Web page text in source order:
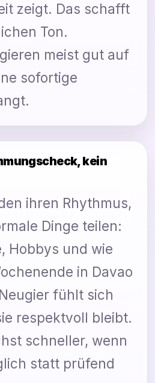
zeigt. Das schafft
Ton.
meist gut auf
sofortige
kein
ihren Rhythmus,
Dinge teilen:
Hobbys und wie
in Davao
fühlt sich
respektvoll bleibt.
schneller, wenn
statt prüfend